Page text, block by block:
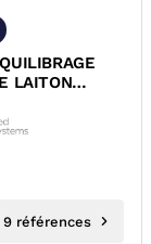
LAITON
PN25
AIPS
références